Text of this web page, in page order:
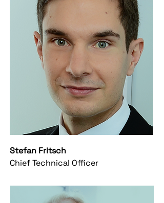
Stefan Fritsch
Chief Technical Officer